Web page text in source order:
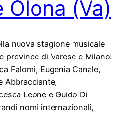
Olona (Va)
nuova stagione musicale
province di Varese e Milano:
Falomi, Eugenia Canale,
Abbracciante,
Leone e Guido Di
nomi internazionali,